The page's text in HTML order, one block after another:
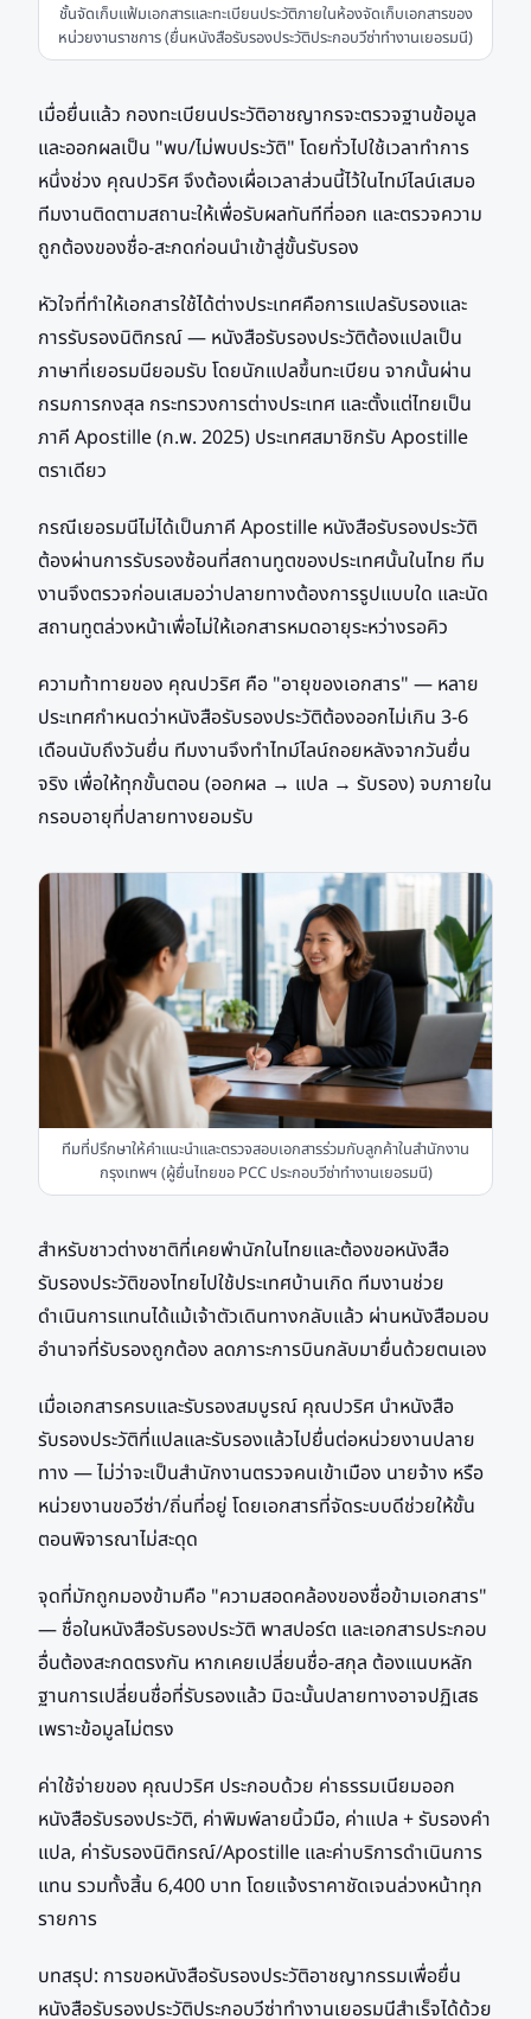
ชั้นจัดเก็บแฟ้มเอกสารและทะเบียนประวัติภายในห้องจัดเก็บเอกสารของ
หน่วยงานราชการ (ยื่นหนังสือรับรองประวัติประกอบวีซ่าทำงานเยอรมนี)
เมื่อยื่นแล้ว กองทะเบียนประวัติอาชญากรจะตรวจฐานข้อมูล
และออกผลเป็น "พบ/ไม่พบประวัติ" โดยทั่วไปใช้เวลาทำการ
หนึ่งช่วง คุณปวริศ จึงต้องเผื่อเวลาส่วนนี้ไว้ในไทม์ไลน์เสมอ
ทีมงานติดตามสถานะให้เพื่อรับผลทันทีที่ออก และตรวจความ
ถูกต้องของชื่อ-สะกดก่อนนำเข้าสู่ขั้นรับรอง
หัวใจที่ทำให้เอกสารใช้ได้ต่างประเทศคือการแปลรับรองและ
การรับรองนิติกรณ์ — หนังสือรับรองประวัติต้องแปลเป็น
ภาษาที่เยอรมนียอมรับ โดยนักแปลขึ้นทะเบียน จากนั้นผ่าน
กรมการกงสุล กระทรวงการต่างประเทศ และตั้งแต่ไทยเป็น
ภาคี Apostille (ก.พ. 2025) ประเทศสมาชิกรับ Apostille
ตราเดียว
กรณีเยอรมนีไม่ได้เป็นภาคี Apostille หนังสือรับรองประวัติ
ต้องผ่านการรับรองซ้อนที่สถานทูตของประเทศนั้นในไทย ทีม
งานจึงตรวจก่อนเสมอว่าปลายทางต้องการรูปแบบใด และนัด
สถานทูตล่วงหน้าเพื่อไม่ให้เอกสารหมดอายุระหว่างรอคิว
ความท้าทายของ คุณปวริศ คือ "อายุของเอกสาร" — หลาย
ประเทศกำหนดว่าหนังสือรับรองประวัติต้องออกไม่เกิน 3-6
เดือนนับถึงวันยื่น ทีมงานจึงทำไทม์ไลน์ถอยหลังจากวันยื่น
จริง เพื่อให้ทุกขั้นตอน (ออกผล → แปล → รับรอง) จบภายใน
กรอบอายุที่ปลายทางยอมรับ
ทีมที่ปรึกษาให้คำแนะนำและตรวจสอบเอกสารร่วมกับลูกค้าในสำนักงาน
กรุงเทพฯ (ผู้ยื่นไทยขอ PCC ประกอบวีซ่าทำงานเยอรมนี)
สำหรับชาวต่างชาติที่เคยพำนักในไทยและต้องขอหนังสือ
รับรองประวัติของไทยไปใช้ประเทศบ้านเกิด ทีมงานช่วย
ดำเนินการแทนได้แม้เจ้าตัวเดินทางกลับแล้ว ผ่านหนังสือมอบ
อำนาจที่รับรองถูกต้อง ลดภาระการบินกลับมายื่นด้วยตนเอง
เมื่อเอกสารครบและรับรองสมบูรณ์ คุณปวริศ นำหนังสือ
รับรองประวัติที่แปลและรับรองแล้วไปยื่นต่อหน่วยงานปลาย
ทาง — ไม่ว่าจะเป็นสำนักงานตรวจคนเข้าเมือง นายจ้าง หรือ
หน่วยงานขอวีซ่า/ถิ่นที่อยู่ โดยเอกสารที่จัดระบบดีช่วยให้ขั้น
ตอนพิจารณาไม่สะดุด
จุดที่มักถูกมองข้ามคือ "ความสอดคล้องของชื่อข้ามเอกสาร"
— ชื่อในหนังสือรับรองประวัติ พาสปอร์ต และเอกสารประกอบ
อื่นต้องสะกดตรงกัน หากเคยเปลี่ยนชื่อ-สกุล ต้องแนบหลัก
ฐานการเปลี่ยนชื่อที่รับรองแล้ว มิฉะนั้นปลายทางอาจปฏิเสธ
เพราะข้อมูลไม่ตรง
ค่าใช้จ่ายของ คุณปวริศ ประกอบด้วย ค่าธรรมเนียมออก
หนังสือรับรองประวัติ, ค่าพิมพ์ลายนิ้วมือ, ค่าแปล + รับรองคำ
แปล, ค่ารับรองนิติกรณ์/Apostille และค่าบริการดำเนินการ
แทน รวมทั้งสิ้น 6,400 บาท โดยแจ้งราคาชัดเจนล่วงหน้าทุก
รายการ
บทสรุป: การขอหนังสือรับรองประวัติอาชญากรรมเพื่อยื่น
หนังสือรับรองประวัติประกอบวีซ่าทำงานเยอรมนีสำเร็จได้ด้วย